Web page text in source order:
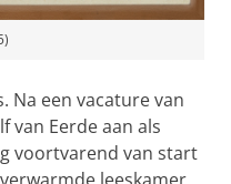
Na een vacature van
van Eerde aan als
voortvarend van start